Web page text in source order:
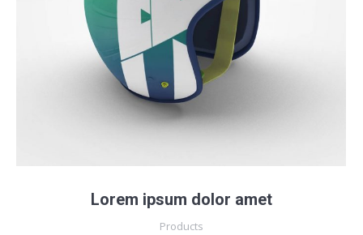
Lorem ipsum dolor amet
Products